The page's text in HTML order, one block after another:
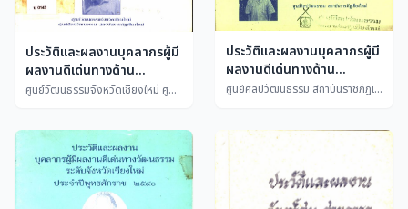
ประวัติและผลงานบุคลากรผู้มี
ผลงานดีเด่นทางด้าน
วัฒนธรรม จังหวัดเชียงใหม่ศูนย์วัฒนธรรมจังหวัดเชียงใหม่ ศูนย์ศิลปวัฒนธรรม สถาบันราชภัฏเชียงใหม่
ประวัติและผลงานบุคลากรผู้มี
ผลงานดีเด่นทางด้าน
วัฒนธรรม ระดับจังหวัด
ศูนย์ศิลปวัฒนธรรม สถาบันราชภัฏเชียงใหม่